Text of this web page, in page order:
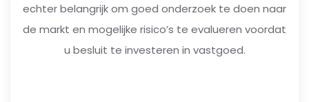
echter belangrijk om goed onderzoek te doen naar
de markt en mogelijke risico’s te evalueren voordat
u besluit te investeren in vastgoed.